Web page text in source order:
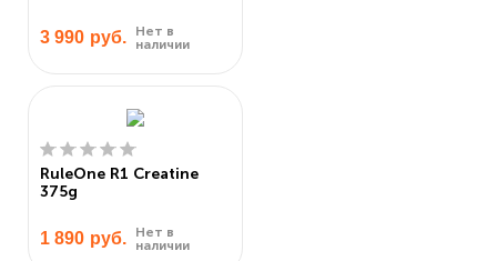
3 990 руб.
Нет в
наличии
RuleOne R1 Creatine
375g
1 890 руб.
Нет в
наличии